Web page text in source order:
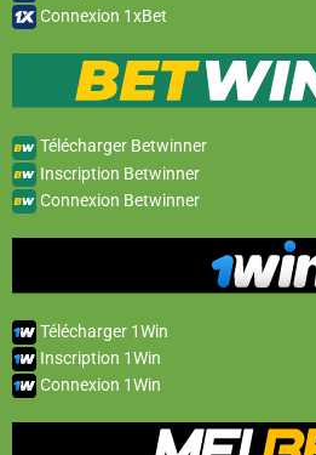
Connexion 1xBet
Télécharger Betwinner
Inscription Betwinner
Connexion Betwinner
Télécharger 1Win
Inscription 1Win
Connexion 1Win